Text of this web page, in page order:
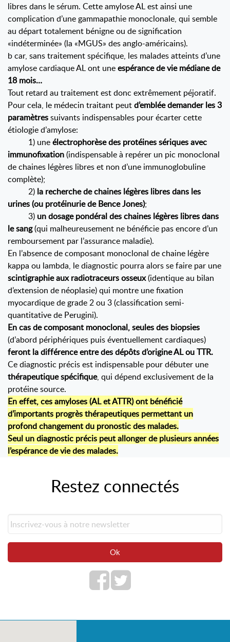
libres dans le sérum. Cette amylose AL est ainsi une
complication d’une gammapathie monoclonale, qui semble
au départ totalement bénigne ou de signification
«indéterminée» (la «MGUS» des anglo-américains).
b car, sans traitement spécifique, les malades atteints d’une
amylose cardiaque AL ont uneespérance de vie médiane de
18 mois…
Tout retard au traitement est donc extrêmement péjoratif.
Pour cela, le médecin traitant peutd’emblée demander les 3
paramètressuivants indispensables pour écarter cette
étiologie d’amylose:
1) uneélectrophorèse des protéines sériques avec
immunofixation(indispensable à repérer un pic monoclonal
de chaines légères libres et non d’une immunoglobuline
complète);
2) la recherche de chaines légères libres dans les
urines (ou protéinurie de Bence Jones);
3) un dosage pondéral des chaines légères libres dans
le sang(qui malheureusement ne bénéficie pas encore d’un
remboursement par l’assurance maladie).
En l’absence de composant monoclonal de chaine légère
kappa ou lambda, le diagnostic pourra alors se faire par une
scintigraphie aux radiotraceurs osseux(identique au bilan
d’extension de néoplasie) qui montre une fixation
myocardique de grade 2 ou 3 (classification semi-
quantitative de Perugini).
En cas de composant monoclonal, seules des biopsies
(d’abord périphériques puis éventuellement cardiaques)
feront la différence entre des dépôts d’origine AL ou TTR.
Ce diagnostic précis est indispensable pour débuter une
thérapeutique spécifique, qui dépend exclusivement de la
protéine source.
En effet, ces amyloses (AL et ATTR) ont bénéficié
d’importants progrès thérapeutiques permettant un
profond changement du pronostic des malades.
Seul un diagnostic précis peut allonger de plusieurs années
l’espérance de vie des malades.
Restez connectés